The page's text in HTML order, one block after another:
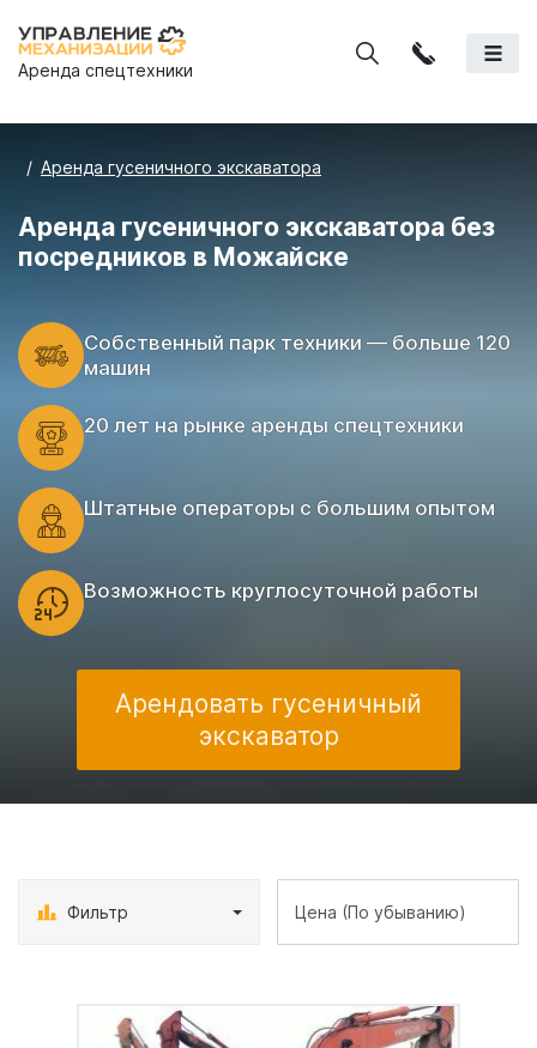
Аренда спецтехники
Аренда гусеничного экскаватора
Аренда гусеничного экскаватора без
посредников в Можайске
Cобственный парк техники — больше 120
машин
20 лет на рынке аренды спецтехники
Штатные операторы с большим опытом
Возможность круглосуточной работы
Арендовать гусеничный
экскаватор
Фильтр